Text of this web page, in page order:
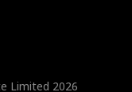
Limited 2026